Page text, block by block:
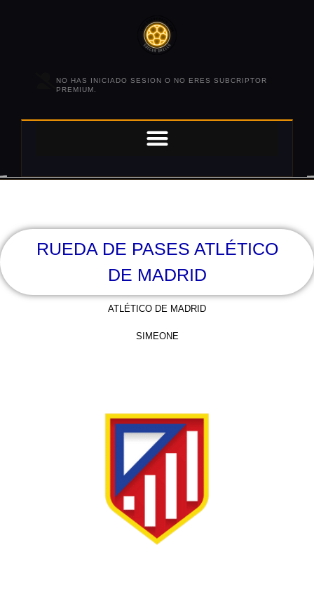
NO HAS INICIADO SESION O NO ERES SUBCRIPTOR
PREMIUM.
RUEDA DE PASES ATLÉTICO
DE MADRID
ATLÉTICO DE MADRID
SIMEONE